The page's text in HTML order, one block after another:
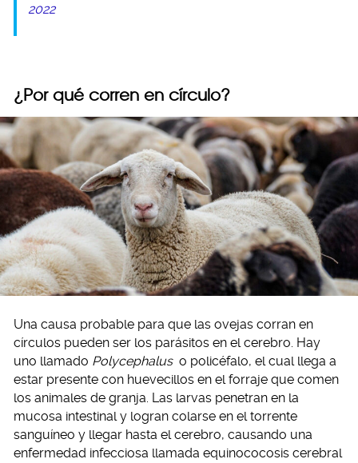
2022
¿Por qué corren en círculo?
Una causa probable para que las ovejas corran en
círculos pueden ser los parásitos en el cerebro. Hay
uno llamado Polycephalus o policéfalo, el cual llega a
estar presente con huevecillos en el forraje que comen
los animales de granja. Las larvas penetran en la
mucosa intestinal y logran colarse en el torrente
sanguíneo y llegar hasta el cerebro, causando una
enfermedad infecciosa llamada equinococosis cerebral